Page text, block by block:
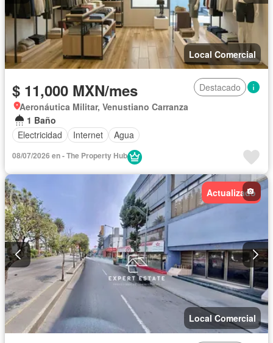
Local Comercial
$ 11,000 MXN/mes
Destacado
Aeronáutica Militar, Venustiano Carranza
1 Baño
Electricidad
Internet Agua
08/07/2026 en - The Property Hub
Actualizado
Local Comercial